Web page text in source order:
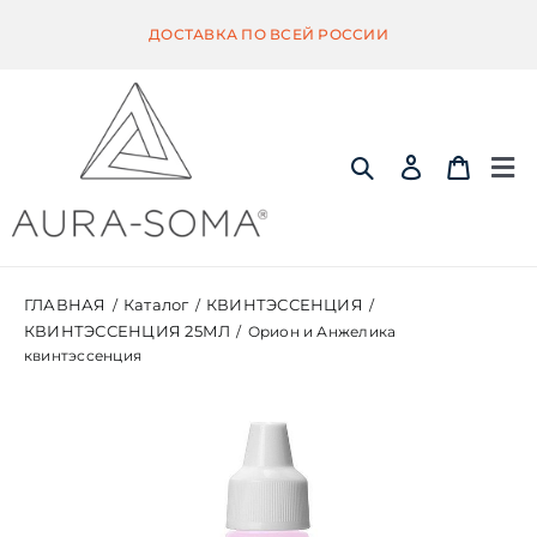
ДОСТАВКА ПО ВСЕЙ РОССИИ
ГЛАВНАЯ / Каталог / КВИНТЭССЕНЦИЯ /
КВИНТЭССЕНЦИЯ 25МЛ / Орион и Анжелика
квинтэссенция